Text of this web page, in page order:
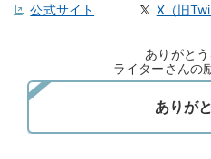
公式サイト X（旧
ありがと
ライターさんの